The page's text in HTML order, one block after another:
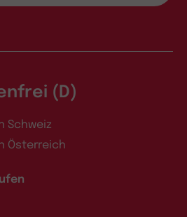
(D)
Schweiz
Österreich